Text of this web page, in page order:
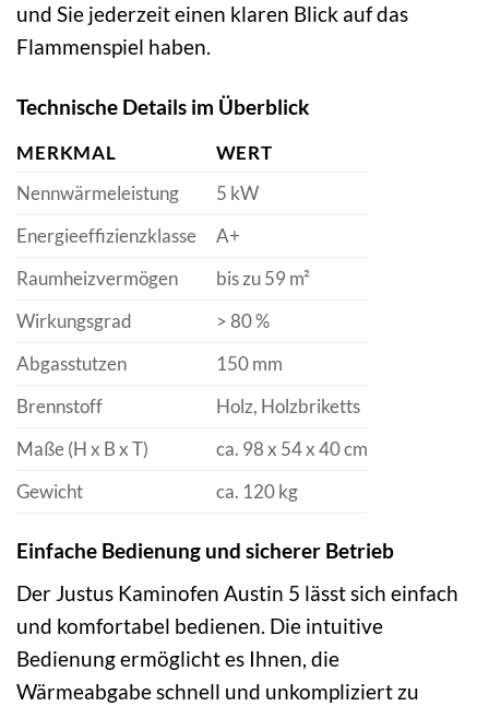
und Sie jederzeit einen klaren Blick auf das
Flammenspiel haben.
Technische Details im Überblick
MERKMAL
WERT
Nennwärmeleistung
5 kW
Energieeffizienzklasse
A+
Raumheizvermögen
bis zu 59 m²
Wirkungsgrad
> 80 %
Abgasstutzen
150 mm
Brennstoff
Holz, Holzbriketts
Maße (H x B x T)
ca. 98 x 54 x 40 cm
Gewicht
ca. 120 kg
Einfache Bedienung und sicherer Betrieb
Der Justus Kaminofen Austin 5 lässt sich einfach
und komfortabel bedienen. Die intuitive
Bedienung ermöglicht es Ihnen, die
Wärmeabgabe schnell und unkompliziert zu